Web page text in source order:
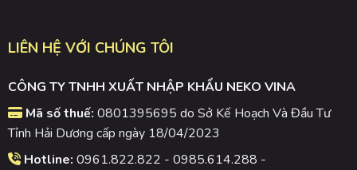
LIÊN HỆ VỚI CHÚNG TÔI
CÔNG TY TNHH XUẤT NHẬP KHẨU NEKO VINA
Mã số thuế: 0801395695 do Sở Kế Hoạch Và Đầu Tư
Tỉnh Hải Dương cấp ngày 18/04/2023
Hotline: 0961.822.822 - 0985.614.288 -